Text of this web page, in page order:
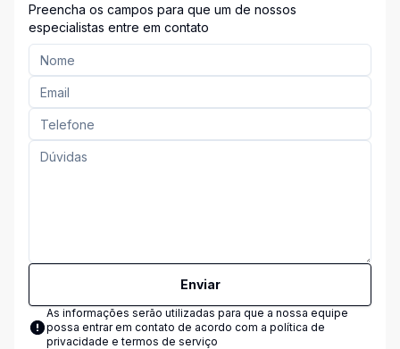
Preencha os campos para que um de nossos
especialistas entre em contato
Enviar
As informações serão utilizadas para que a nossa equipe
possa entrar em contato de acordo com a política de
privacidade e termos de serviço